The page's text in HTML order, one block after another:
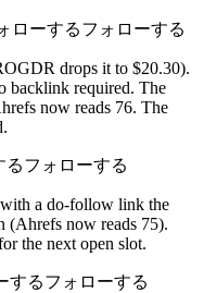
ローするフォローする
drops it to $20.30).
backlink required. The
now reads 76. The
るフォローする
a do-follow link the
(Ahrefs now reads 75).
the next open slot.
するフォローする